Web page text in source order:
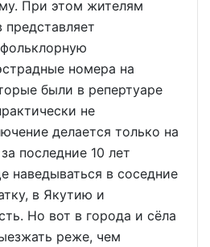
При этом жителям
представляет
номера на
были в репертуаре
не
делается только на
последние 10 лет
наведываться в соседние
в Якутию и
Но вот в города и сёла
реже, чем